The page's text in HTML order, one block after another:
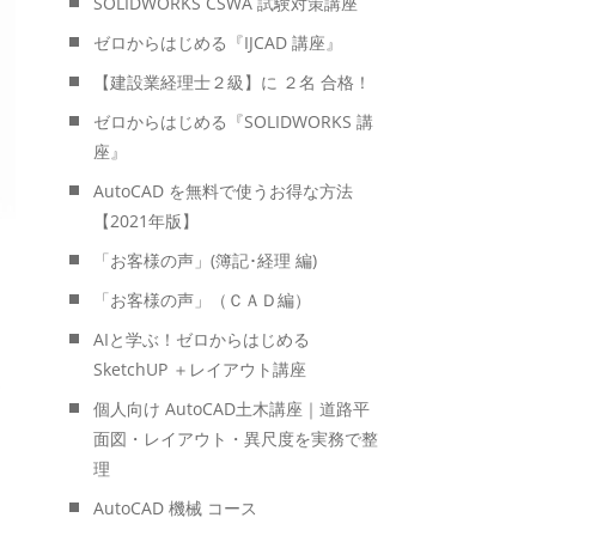
ゼロからはじめる『IJCAD 講座』
【建設業経理士２級】に ２名 合格！
ゼロからはじめる『SOLIDWORKS 講
座』
AutoCAD を無料で使うお得な方法
【2021年版】
「お客様の声」(簿記･経理 編)
「お客様の声」（ＣＡＤ編）
AIと学ぶ！ゼロからはじめる
SketchUP ＋レイアウト講座
個人向け AutoCAD土木講座｜道路平
面図・レイアウト・異尺度を実務で整
理
AutoCAD 機械 コース